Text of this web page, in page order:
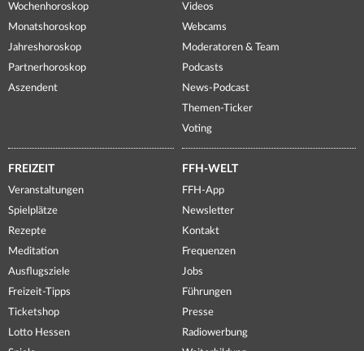
Wochenhoroskop
Monatshoroskop
Jahreshoroskop
Partnerhoroskop
Aszendent
Videos
Webcams
Moderatoren & Team
Podcasts
News-Podcast
Themen-Ticker
Voting
FREIZEIT
Veranstaltungen
Spielplätze
Rezepte
Meditation
Ausflugsziele
Freizeit-Tipps
Ticketshop
Lotto Hessen
FFH-WELT
FFH-App
Newsletter
Kontakt
Frequenzen
Jobs
Führungen
Presse
Radiowerbung